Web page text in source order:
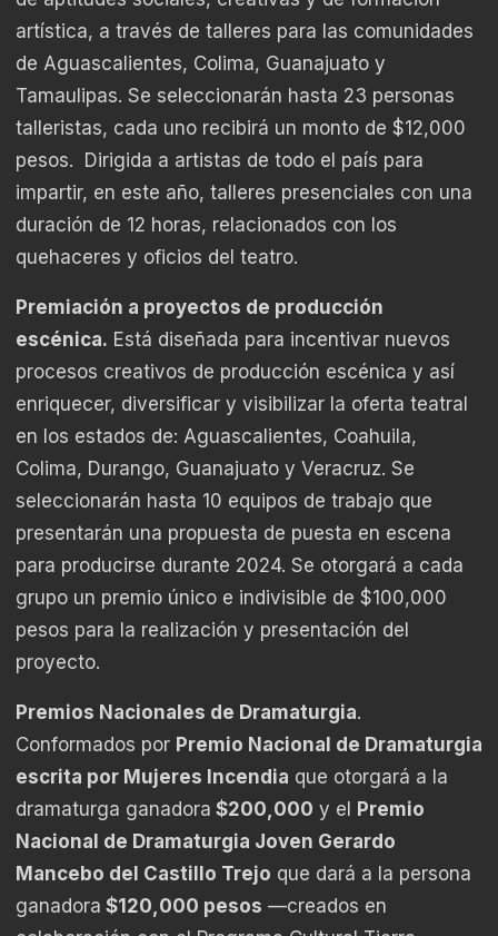
artística, a través de talleres para las comunidades
de Aguascalientes, Colima, Guanajuato y
Tamaulipas. Se seleccionarán hasta 23 personas
talleristas, cada uno recibirá un monto de $12,000
pesos. Dirigida a artistas de todo el país para
impartir, en este año, talleres presenciales con una
duración de 12 horas, relacionados con los
quehaceres y oficios del teatro.
Premiación a proyectos de producción
escénica. Está diseñada para incentivar nuevos
procesos creativos de producción escénica y así
enriquecer, diversificar y visibilizar la oferta teatral
en los estados de: Aguascalientes, Coahuila,
Colima, Durango, Guanajuato y Veracruz. Se
seleccionarán hasta 10 equipos de trabajo que
presentarán una propuesta de puesta en escena
para producirse durante 2024. Se otorgará a cada
grupo un premio único e indivisible de $100,000
pesos para la realización y presentación del
proyecto.
Premios Nacionales de Dramaturgia.
Conformados por Premio Nacional de Dramaturgia
escrita por Mujeres Incendia que otorgará a la
dramaturga ganadora $200,000 y el Premio
Nacional de Dramaturgia Joven Gerardo
Mancebo del Castillo Trejo que dará a la persona
ganadora $120,000 pesos —creados en